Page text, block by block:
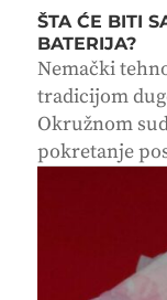
ŠTA ĆE BITI
BATERIJA?
Nemački
tradicijom
Okružnom
pokretanje